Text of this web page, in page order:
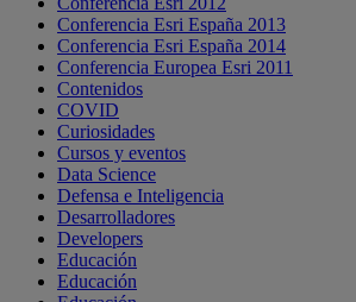
Conferencia Esri España 2013
Conferencia Esri España 2014
Conferencia Europea Esri 2011
Contenidos
COVID
Curiosidades
Cursos y eventos
Data Science
Defensa e Inteligencia
Desarrolladores
Developers
Educación
Educación